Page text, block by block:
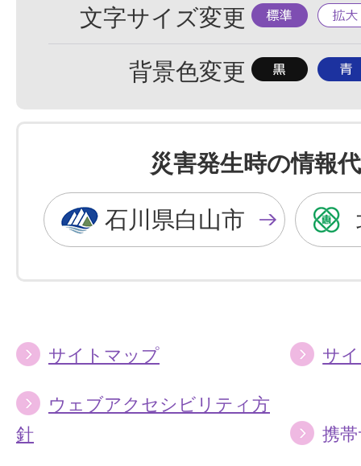
文字サイズ変更 標
準
拡
大
背景色変更 背
色
を
黒
色
に
背
色
を
青
色
に
災害発生時の情報
石川県白山市
サイトマップ サ
ウェブアクセシビリティ方
針
携